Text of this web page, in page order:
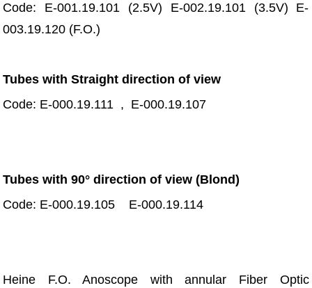
Code: E-001.19.101 (2.5V) E-002.19.101 (3.5V) E-
003.19.120 (F.O.)
Tubes with Straight direction of view
Code: E-000.19.111 , E-000.19.107
Tubes with 90° direction of view (Blond)
Code: E-000.19.105 E-000.19.114
Heine F.O. Anoscope with annular Fiber Optic